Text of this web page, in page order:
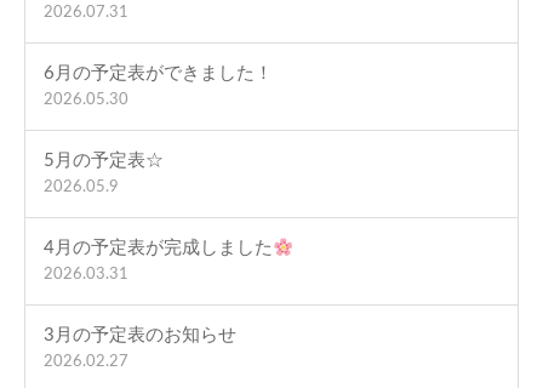
2026.07.31
6月の予定表ができました！
2026.05.30
5月の予定表☆
2026.05.9
4月の予定表が完成しました
2026.03.31
3月の予定表のお知らせ
2026.02.27